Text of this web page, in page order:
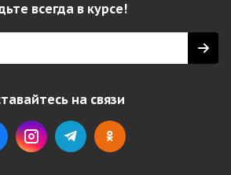
всегда в курсе!
на связи